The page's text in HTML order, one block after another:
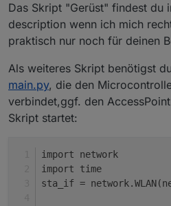
"CLIENT_ID": b
}
def onMessage(topic,
print( "Topic: %s,
if msg == b
        pin.off()
def listen():
Das Skript "Gerüst" findest du
description wenn ich mich
praktisch nur noch für deinen
Als weiteres Skript benötigst
main.py, die den
verbindet,ggf. den
Skript startet:
import network
import time
sta_if =